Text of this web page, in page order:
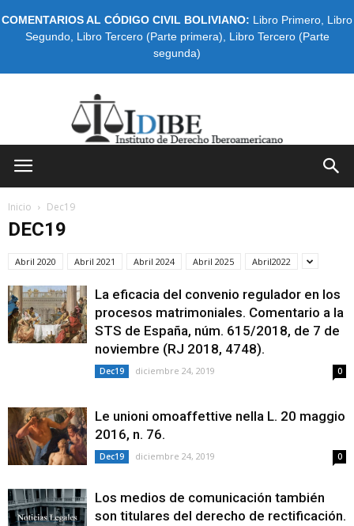
COMENTARIOS AL CÓDIGO CIVIL BOLIVIANO: Libro Primero Libro
Segundo, Libro Tercero (Parte primera)
Libro Tercero (Parte
segunda)
Inicio Dec19
DEC19
Abril 2020 Abril 2021 Abril 2024 Abril 2025 Abril2022
La eficacia del convenio regulador en los
procesos matrimoniales. Comentario a la
STS de España, núm. 615/2018, de 7 de
noviembre (RJ 2018, 4748).
Dec19 diciembre 24, 2019 0
Le unioni omoaffettive nella L. 20 maggio
2016, n. 76.
Dec19 diciembre 24, 2019 0
Los medios de comunicación también
son titulares del derecho de rectificación.